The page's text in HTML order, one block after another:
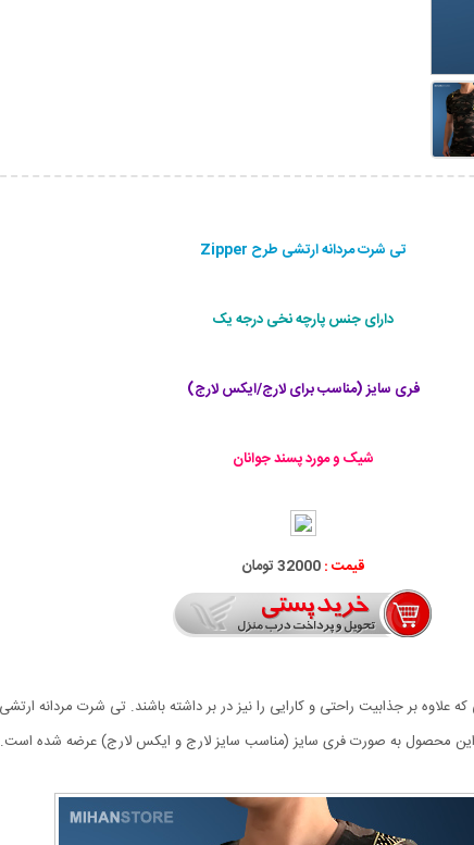
تی شرت مردانه ارتشی طرح Zipper
دارای جنس پارچه نخی درجه یک
فری سایز (مناسب برای لارج/ایکس لارج)
شیک و مورد پسند جوانان
قیمت :32000 تومان
محصول به صورت فری سایز (مناسب سایز لارج و ایکس لارج) عرضه شده است.